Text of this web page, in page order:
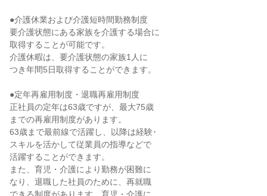
●介護休業および介護短時間勤務制度
要介護状態にある家族を介護する場合に
取得することが可能です。
介護休暇は、要介護状態の家族1人に
つき年間5日取得することができます。
●定年再雇用制度・退職再雇用制度
正社員の定年は63歳ですが、最大75歳
までの再雇用制度があります。
63歳まで最前線で活躍し、以降は経験･
スキルを活かして従業員の指導などで
活躍することができます。
また、育児・介護により勤務が困難に
なり、退職した社員のために、再就職